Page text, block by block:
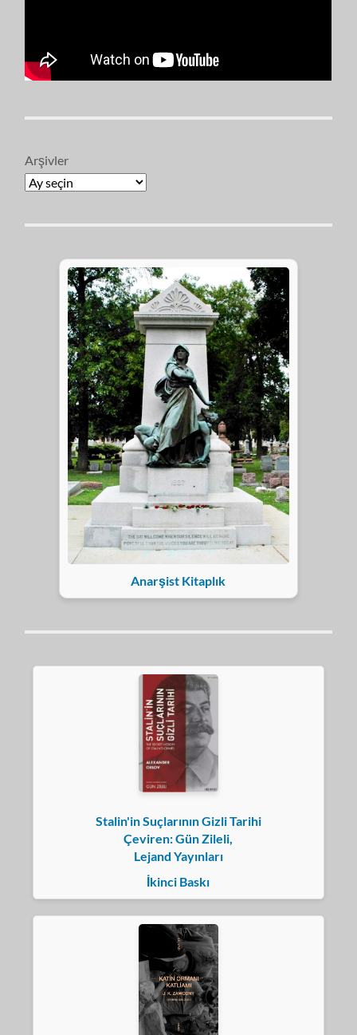
Arşivler
Anarşist Kitaplık
Stalin'in Suçlarının Gizli Tarihi
Çeviren: Gün Zileli,
Lejand Yayınları
İkinci Baskı